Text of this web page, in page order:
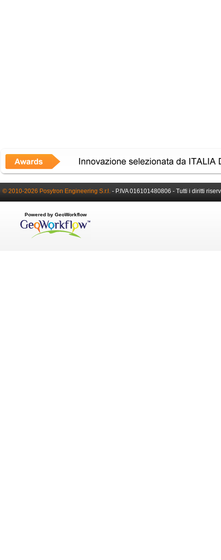
© 2010-2026 Posytron Engineering S.r.l. - P.IVA 016101480806 - Tutti i diritti
Powered by GeoWorkflow